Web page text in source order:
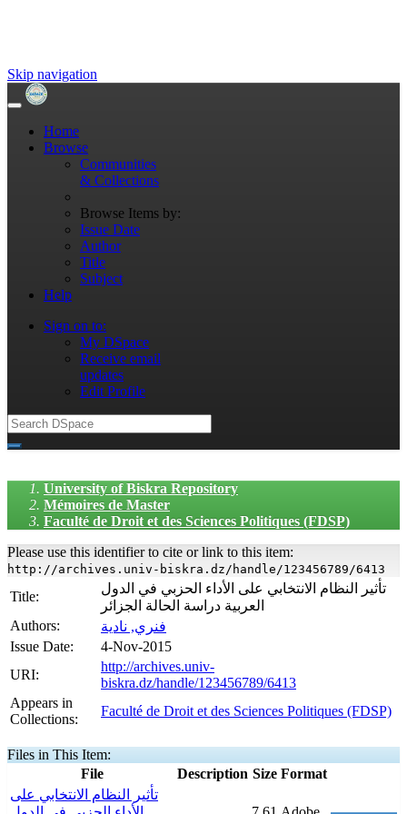
Skip navigation
Home
Browse
Communities
& Collections
Browse Items by:
Issue Date
Author
Title
Subject
Help
Sign on to:
My DSpace
Receive email
updates
Edit Profile
University of Biskra Repository
Mémoires de Master
Faculté de Droit et des Sciences Politiques (FDSP)
Please use this identifier to cite or link to this item:
http://archives.univ-biskra.dz/handle/123456789/6413
Title:
تأثير النظام الانتخابي على الأداء الحزبي في الدول
العربية دراسة الحالة الجزائر
Authors:
فنري, نادية
Issue Date:
4-Nov-2015
URI:
http://archives.univ-
biskra.dz/handle/123456789/6413
Appears in
Collections:
Faculté de Droit et des Sciences Politiques (FDSP)
Files in This Item:
File
Description Size Format
تأثير النظام الانتخابي على